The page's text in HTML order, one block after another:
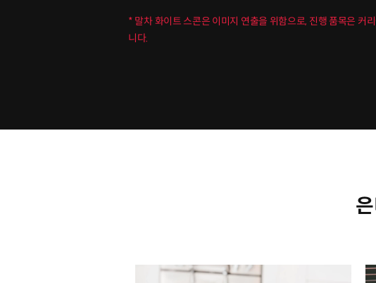
* 말차 화이트 스콘은 이미지 연출을 위함으로, 진행 품목은 커
니다.